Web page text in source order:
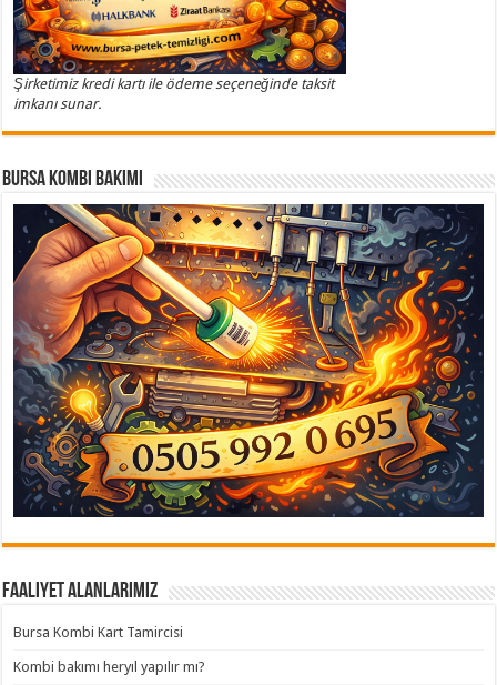
Şirketimiz kredi kartı ile ödeme seçeneğinde taksit
imkanı sunar.
Bursa Kombi Bakımı
Faaliyet Alanlarımız
Bursa Kombi Kart Tamircisi
Kombi bakımı heryıl yapılır mı?